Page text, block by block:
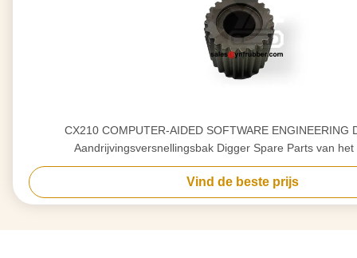
CX210 COMPUTER-AIDED SOFTWARE ENGINEERING
Aandrijvingsversnellingsbak Digger Spare Parts van
Vind de beste prijs